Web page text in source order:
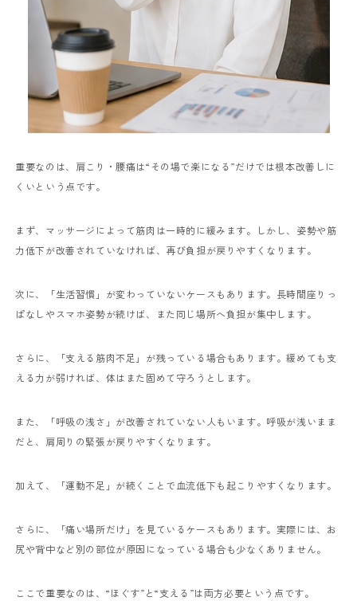
重要なのは、肩こり・腰痛は“その場で楽になる”だけでは根本改善しに
くいという点です。
まず、マッサージによって筋肉は一時的に緩みます。しかし、姿勢や筋
力低下が改善されていなければ、再び負担が戻りやすくなります。
次に、「生活習慣」が変わっていないケースもあります。長時間座りっ
ぱなしやスマホ姿勢が続けば、また同じ場所へ負担が集中します。
さらに、「支える筋肉不足」が残っている場合もあります。緩めても支
える力が弱ければ、体はまた固めて守ろうとします。
また、「呼吸の浅さ」が改善されていない人もいます。呼吸が浅いまま
だと、肩周りの緊張が戻りやすくなります。
加えて、「運動不足」が続くことで血流低下も起こりやすくなります。
さらに、「痛い場所だけ」を見ているケースもあります。実際には、お
尻や背中など別の部位が原因になっている場合も少なくありません。
ここで重要なのは、“ほぐす”と“支える”は両方必要という点です。